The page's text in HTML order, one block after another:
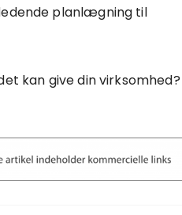
planlægning til
kan give din virksomhed?